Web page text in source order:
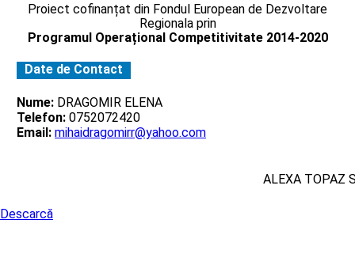
Proiect cofinanțat din Fondul European de Dezvoltare
Regionala prin
Programul Operațional Competitivitate 2014-2020
Date de Contact
Nume: DRAGOMIR ELENA
Telefon: 0752072420
Email: mihaidragomirr@yahoo.com
ALEXA TOPAZ
Descarcă